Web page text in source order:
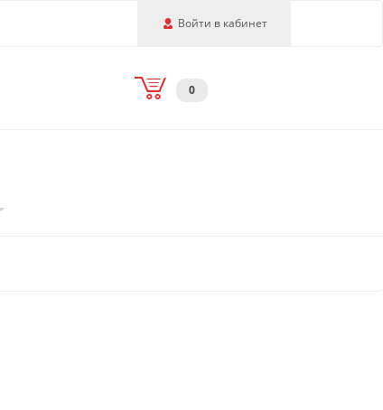
Войти в кабинет
0